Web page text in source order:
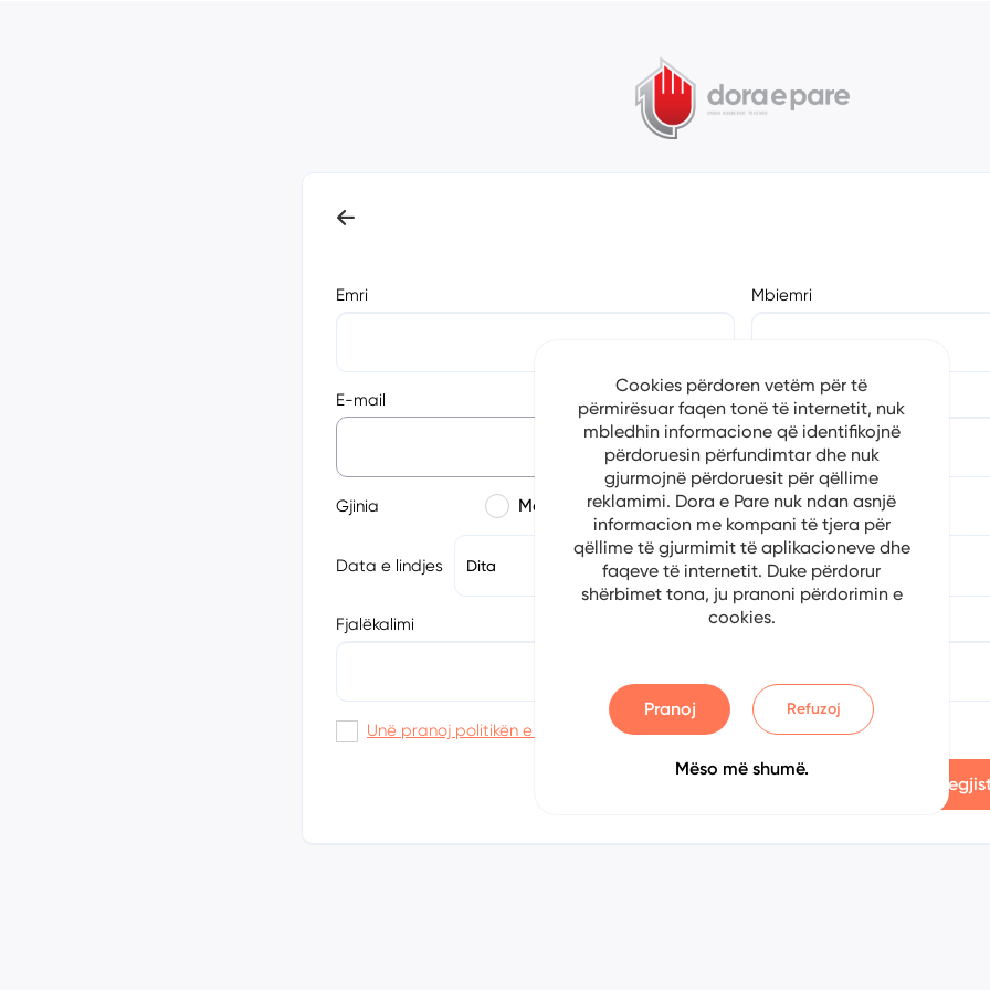
Emri Mbiemri
E-mail Numri i Telefonit
Gjinia Mashkull Femër
Data e lindjes Dita Muaji
Fjalëkalimi Konfirmoni fjalëkalimin
Unë pranoj politikën e privatësisë
Cookies përdoren vetëm për të
përmirësuar faqen tonë të internetit, nuk
mbledhin informacione që identifikojnë
përdoruesin përfundimtar dhe nuk
gjurmojnë përdoruesit për qëllime
reklamimi. Dora e Pare nuk ndan asnjë
informacion me kompani të tjera për
qëllime të gjurmimit të aplikacioneve dhe
faqeve të internetit. Duke përdorur
shërbimet tona, ju pranoni përdorimin e
cookies.
Pranoj Refuzoj
Mëso më shumë.